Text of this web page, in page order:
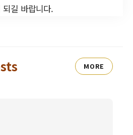
길 바랍니다.
MORE